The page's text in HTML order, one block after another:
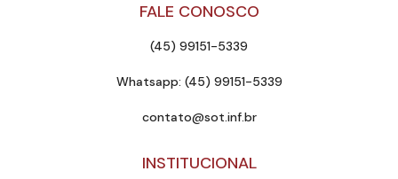
FALE CONOSCO
(45) 99151-5339
Whatsapp: (45) 99151-5339
contato@sot.inf.br
INSTITUCIONAL